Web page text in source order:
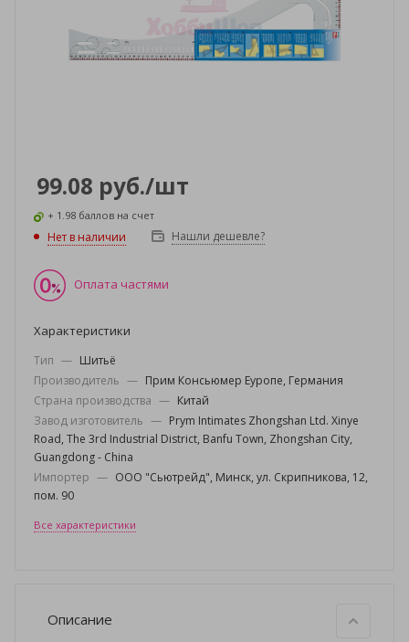
99.08 руб./шт
+ 1.98 баллов на счет
Нет в наличии Нашли дешевле?
Оплата частями
Характеристики
Тип — Шитьё
Производитель — Прим Консьюмер Еуропе, Германия
Страна производства — Китай
Завод изготовитель — Prym Intimates Zhongshan Ltd. Xinye
Road, The 3rd Industrial District, Banfu Town, Zhongshan City,
Guangdong - China
Импортер — ООО "Сьютрейд", Минск, ул. Скрипникова, 12,
пом. 90
Все характеристики
Описание